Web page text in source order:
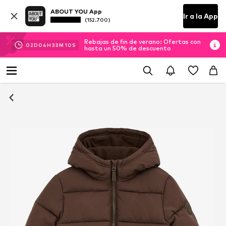
ABOUT YOU App
(152.700) Ir a la App
02D 04H 33M 09 S
Rebajas de fin de verano: Ofertas con
hasta un 50% de descuento